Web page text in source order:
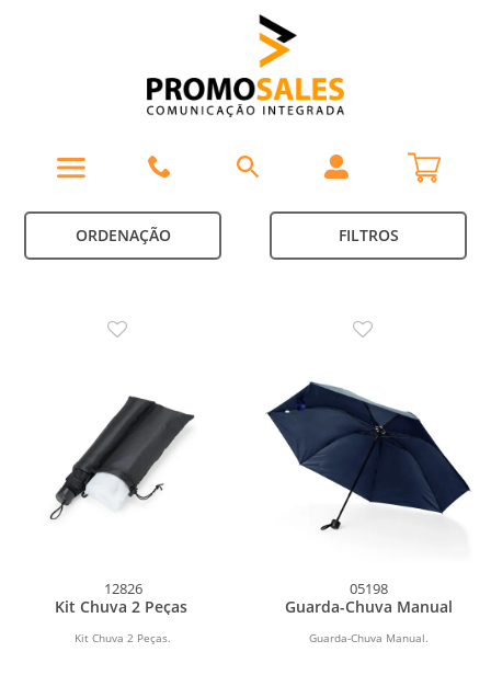
ORDENAÇÃO FILTROS
12826
Kit Chuva 2 Peças
Kit Chuva 2 Peças.
05198
Guarda-Chuva Manual
Guarda-Chuva Manual.